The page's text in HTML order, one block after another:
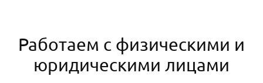
Работаем с физическими и
юридическими лицами